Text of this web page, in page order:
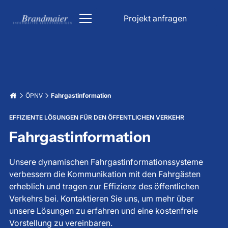
Projekt anfragen
DFI Anzeiger
Bahn Anzeigetafel
Bahnhof Anzeigetafel
Fahrgastinformation
Kirchenbeleuchtung
Parkhaus Schilder
Verkehrsleitsystem
Tiefgaragenbeleuchtung
Industrie
Stoppuhr Großanzeige
LED Großanzeige
Informationsanzeigen
Datum & Uhrzeit Anzeige
Wetterdatenanzeigen
Lichttechnik
LED Beleuchtung für Trinkwasserbehälter
Über uns
Karriere
ÖPNV Fahrgastinformation
EFFIZIENTE LÖSUNGEN FÜR DEN ÖFFENTLICHEN VERKEHR
Fahrgastinformation
Unsere dynamischen Fahrgastinformationssysteme
verbessern die Kommunikation mit den Fahrgästen
erheblich und tragen zur Effizienz des öffentlichen
Verkehrs bei. Kontaktieren Sie uns, um mehr über
unsere Lösungen zu erfahren und eine kostenfreie
Vorstellung zu vereinbaren.